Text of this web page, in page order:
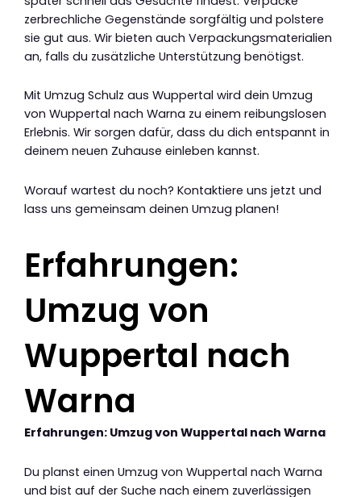
zerbrechliche Gegenstände sorgfältig und polstere
sie gut aus. Wir bieten auch Verpackungsmaterialien
an, falls du zusätzliche Unterstützung benötigst.
Mit Umzug Schulz aus Wuppertal wird dein Umzug
von Wuppertal nach Warna zu einem reibungslosen
Erlebnis. Wir sorgen dafür, dass du dich entspannt in
deinem neuen Zuhause einleben kannst.
Worauf wartest du noch? Kontaktiere uns jetzt und
lass uns gemeinsam deinen Umzug planen!
Erfahrungen:
Umzug von
Wuppertal nach
Warna
Erfahrungen: Umzug von Wuppertal nach Warna
Du planst einen Umzug von Wuppertal nach Warna
und bist auf der Suche nach einem zuverlässigen